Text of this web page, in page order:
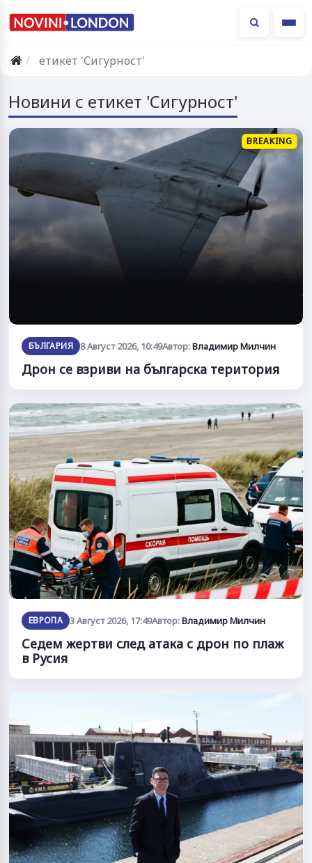
етикет 'Сигурност'
Новини с етикет 'Сигурност'
BREAKING
БЪЛГАРИЯ 8 Август 2026, 10:49Автор:Владимир Милчин
Дрон се взриви на българска територия
ЕВРОПА 3 Август 2026, 17:49Автор:Владимир Милчин
Седем жертви след атака с дрон по плаж
в Русия